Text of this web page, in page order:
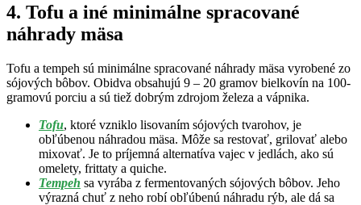
4. Tofu a iné minimálne spracované
náhrady mäsa
Tofu a tempeh sú minimálne spracované náhrady mäsa vyrobené zo
sójových bôbov. Obidva obsahujú 9 – 20 gramov bielkovín na 100-
gramovú porciu a sú tiež dobrým zdrojom železa a vápnika.
Tofu, ktoré vzniklo lisovaním sójových tvarohov, je
obľúbenou náhradou mäsa. Môže sa restovať, grilovať alebo
mixovať. Je to príjemná alternatíva vajec v jedlách, ako sú
omelety, frittaty a quiche.
Tempeh sa vyrába z fermentovaných sójových bôbov. Jeho
výrazná chuť z neho robí obľúbenú náhradu rýb, ale dá sa